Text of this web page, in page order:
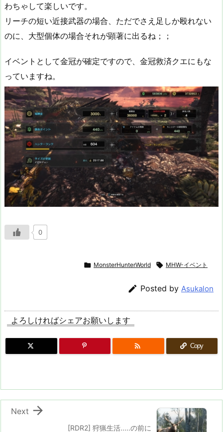
わちゃして楽しいです。
リーチの短い近接武器の場合、ただでさえ足しか殴れない
のに、大型個体の場合それが顕著に出るね；；
イベントとして金冠が確定ですので、金冠救済クエにもな
っていますね。
0
 MonsterHunterWorld  MHW-イベント
 Posted by Asukalon
よろしければシェアお願いします
 Copy
[RDR2] 狩猟生活.....の前に

Next